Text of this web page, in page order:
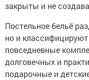
закрыты и не
Постельное бельё
но и
повседневные
долговечных и
подарочные и